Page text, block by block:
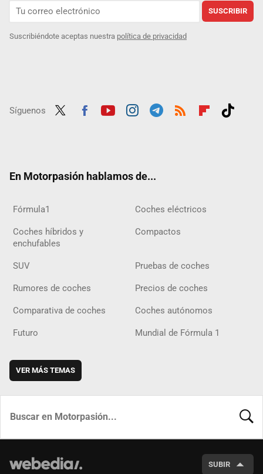
SUSCRIBIR
Suscribiéndote aceptas nuestra política de privacidad
Síguenos
En Motorpasión hablamos de...
Fórmula1 Coches eléctricos
Coches híbridos y
enchufables
Compactos
SUV Pruebas de coches
Rumores de coches Precios de coches
Comparativa de coches Coches autónomos
Futuro Mundial de Fórmula 1
VER MÁS TEMAS
SUBIR